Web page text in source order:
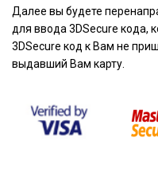
Далее вы будете
для ввода 3DSecure кода,
3DSecure код к Вам не
выдавший Вам карту.